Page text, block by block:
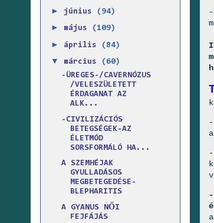
-
-
► június (94)
► május (109)
► április (84)
▼ március
(60)
-ÜREGES-/CAVERNÓZUS
/VELESZÜLETETT
ÉRDAGANAT AZ
ALK...
-CIVILIZÁCIÓS
BETEGSÉGEK-AZ
ÉLETMÓD
SORSFORMÁLÓ HA...
A SZEMHÉJAK
GYULLADÁSOS
MEGBETEGEDÉSE-
BLEPHARITIS
A GYANUS NŐI
FEJFÁJÁS